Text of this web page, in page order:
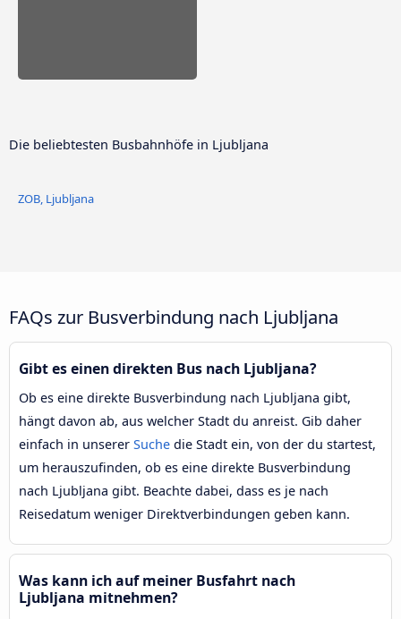
Die beliebtesten Busbahnhöfe in Ljubljana
ZOB, Ljubljana
FAQs zur Busverbindung nach Ljubljana
Gibt es einen direkten Bus nach Ljubljana?
Ob es eine direkte Busverbindung nach Ljubljana gibt,
hängt davon ab, aus welcher Stadt du anreist. Gib daher
einfach in unserer Suche die Stadt ein, von der du startest,
um herauszufinden, ob es eine direkte Busverbindung
nach Ljubljana gibt. Beachte dabei, dass es je nach
Reisedatum weniger Direktverbindungen geben kann.
Was kann ich auf meiner Busfahrt nach
Ljubljana mitnehmen?